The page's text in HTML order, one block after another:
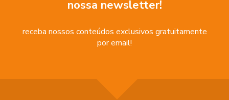
nossa newsletter!
receba nossos conteúdos exclusivos gratuitamente
por email!